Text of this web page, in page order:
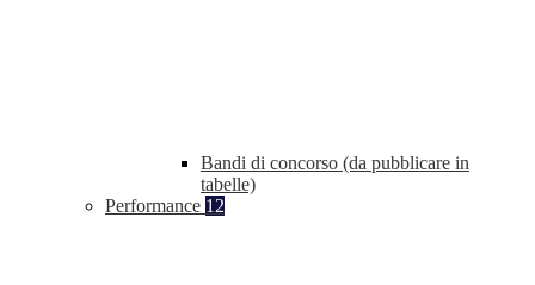
Bandi di concorso (da pubblicare in
tabelle)
Performance 12